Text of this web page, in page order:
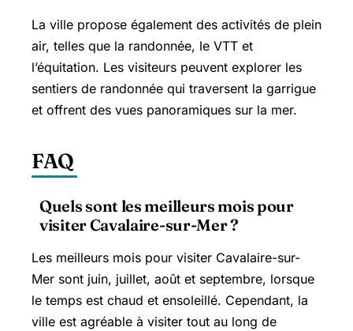
La ville propose également des activités de plein
air, telles que la randonnée, le VTT et
l’équitation. Les visiteurs peuvent explorer les
sentiers de randonnée qui traversent la garrigue
et offrent des vues panoramiques sur la mer.
FAQ
Quels sont les meilleurs mois pour
visiter Cavalaire-sur-Mer ?
Les meilleurs mois pour visiter Cavalaire-sur-
Mer sont juin, juillet, août et septembre, lorsque
le temps est chaud et ensoleillé. Cependant, la
ville est agréable à visiter tout au long de